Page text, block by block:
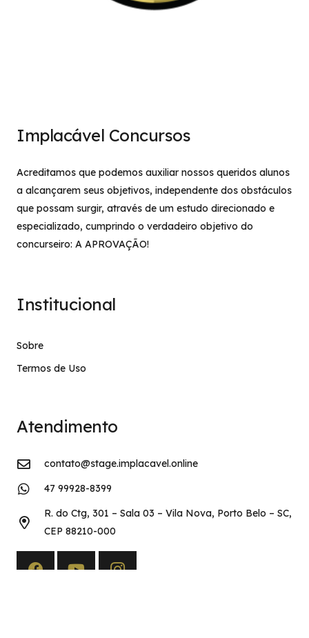
Implacável Concursos
Acreditamos que podemos auxiliar nossos queridos alunos
a alcançarem seus objetivos, independente dos obstáculos
que possam surgir, através de um estudo direcionado e
especializado, cumprindo o verdadeiro objetivo do
concurseiro: A APROVAÇÃO!
Institucional
Sobre
Termos de Uso
Atendimento
contato@stage.implacavel.online
47 99928-8399
R. do Ctg, 301 – Sala 03 – Vila Nova, Porto Belo – SC,
CEP 88210-000